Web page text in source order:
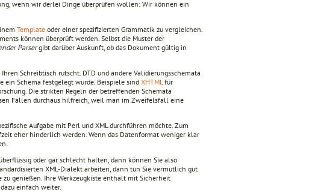
wenn wir derlei Dinge überprüfen wollen: Wir können ein
Template oder einer spezifizierten Grammatik zu vergleichen.
können überprüft werden. Selbst die Muster der
Parsergibt darüber Auskunft, ob das Dokument gültig in
Schreibtisch rutscht. DTD und andere Validierungsschemata
ein Schema festgelegt wurde. Beispiele sind XHTML für
Die strikten Regeln der betreffenden Schemata
Fällen durchaus hilfreich, weil man im Zweifelsfall eine
Aufgabe mit Perl und XML durchführen möchte. Zum
eher hinderlich werden. Wenn das Datenformat weniger klar
oder gar schlecht halten, dann können Sie also
XML-Dialekt arbeiten, dann tun Sie vermutlich gut
zu genießen. Ihre Werkzeugkiste enthält mit Sicherheit
einfach weiter.